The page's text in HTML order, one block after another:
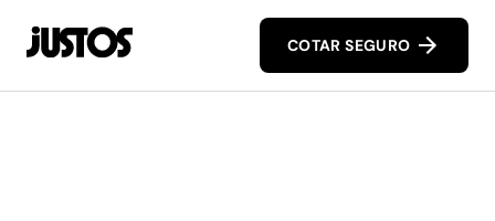
COTAR SEGURO